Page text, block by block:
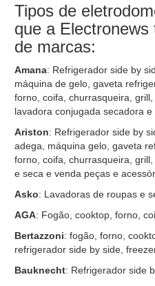
Tipos de
que a
de marcas:
Amana: Refrigerador side by
máquina de gelo, gaveta
forno, coifa, churrasqueira, grill,
lavadora conjugada secadora
Ariston: Refrigerador side by
adega, máquina gelo, gaveta
forno, coifa, churrasqueira,
e seca e venda peças e
Asko: Lavadoras de roupas e
AGA: Fogão, cooktop, forno,
Bertazzoni: fogão, forno,
refrigerador side by side,
Bauknecht: Refrigerador side